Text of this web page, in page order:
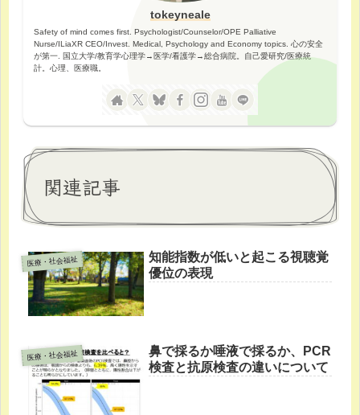
tokeyneale
Safety of mind comes first. Psychologist/Counselor/OPE Palliative
Nurse/ILiaXR CEO/Invest. Medical, Psychology and Economy topics. 心の安全
が第一. 国立大学/教育学心理学→医学/看護学→総合病院。自己愛研究/医療統
計。心理、医療職。
関連記事
医療・社会福祉
知能指数が低いと起こる視聴覚
優位の表現
医療・社会福祉
鼻で採るか唾液で採るか、PCR
検査と抗原検査の違いについて